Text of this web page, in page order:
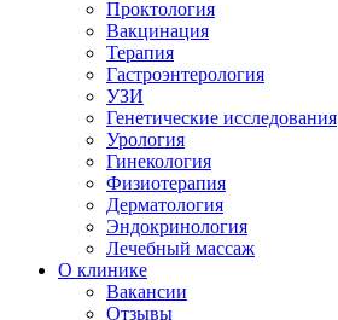
Проктология
Вакцинация
Терапия
Гастроэнтерология
УЗИ
Генетические исследования
Урология
Гинекология
Физиотерапия
Дерматология
Эндокринология
Лечебный массаж
О клинике
Вакансии
Отзывы